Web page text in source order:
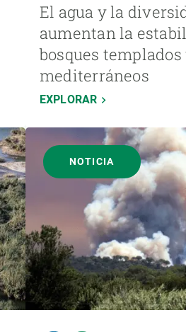
El agua y la
aumentan la
bosques templados
mediterráneos
EXPLORAR
NOTICIA